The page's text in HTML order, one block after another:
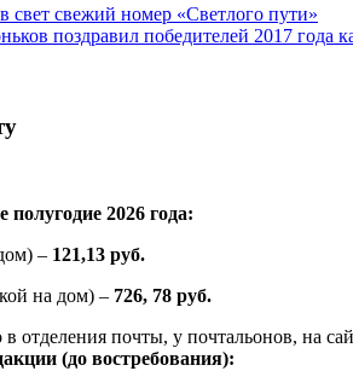
свет свежий номер «Светлого пути»
поздравил победителей 2017 года
2026 года:
– 121,13 руб.
на дом) – 726, 78 руб.
отделения почты, у почтальонов, на
(до востребования):